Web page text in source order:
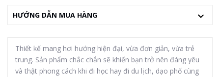
HƯỚNG DẪN MUA HÀNG
Thiết kế mang hơi hướng hiện đại, vừa đơn giản, vừa trẻ
trung. Sản phẩm chắc chắn sẽ khiến bạn trở nên đáng yêu
và thật phong cách khi đi học hay đi du lịch, dạo phố cùng